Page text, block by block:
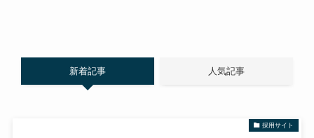
新着記事 人気記事
採用サイト